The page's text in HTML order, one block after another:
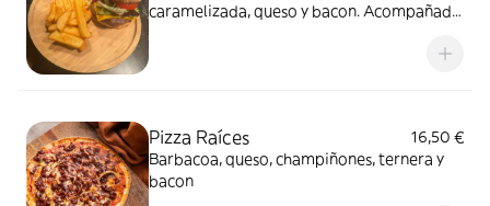
caramelizada, queso y bacon. Acompañada
Pizza Raíces
16,50 €
Barbacoa, queso, champiñones, ternera y
bacon